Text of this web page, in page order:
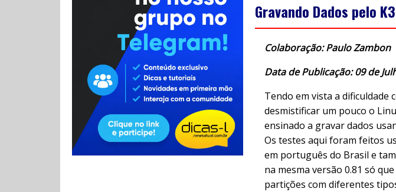
Gravando Dados pelo
Colaboração: Paulo Zambon
Data de Publicação: 09 de
Tendo em vista a dificuldade
desmistificar um pouco o
ensinado a gravar dados
Os testes aqui foram feitos
em português do Brasil e
na mesma versão 0.81 só
partições com diferentes